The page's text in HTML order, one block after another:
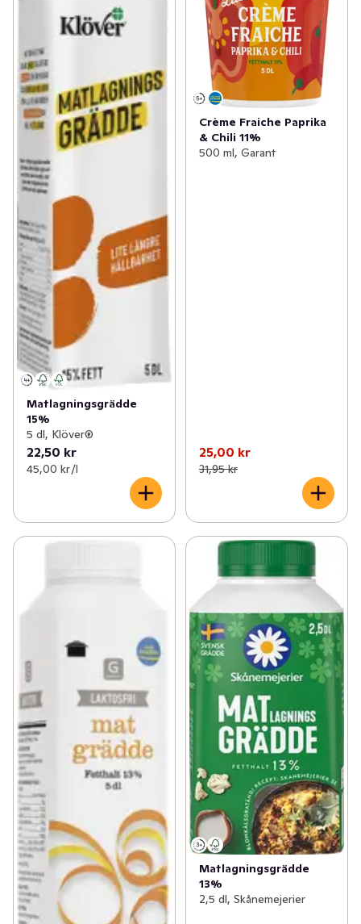
Matlagningsgrädde
15%
5 dl, Klöver®
22,50 kr
45,00 kr /l
Crème Fraiche Paprika
& Chili 11%
500 ml, Garant
25,00 kr
31,95 kr
Matlagningsgrädde
13%
2,5 dl, Skånemejerier